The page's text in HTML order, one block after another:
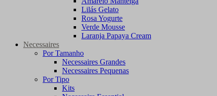
Lilás Gelato
Rosa Yogurte
Verde Mousse
Laranja Papaya Cream
Necessaires
Por Tamanho
Necessaires Grandes
Necessaires Pequenas
Por Tipo
Kits